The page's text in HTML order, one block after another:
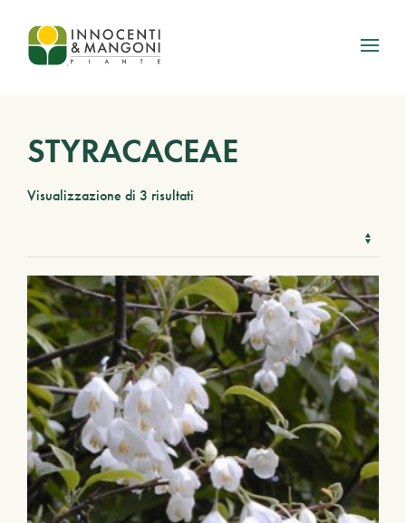
Skip to main content
STYRACACEAE
Visualizzazione di 3 risultati